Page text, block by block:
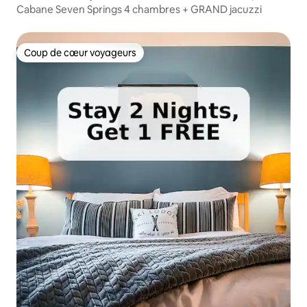
Cabane Seven Springs 4 chambres + GRAND jacuzzi
Coup de cœur voyageurs
Coup de cœur voyageurs